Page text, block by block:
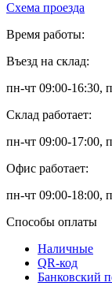
Схема проезда
Время работы:
Въезд на склад:
пн-чт 09:00-16:30,
Склад работает:
пн-чт 09:00-17:00,
Офис работает:
пн-чт 09:00-18:00,
Способы оплаты
Наличные
QR-код
Банковский